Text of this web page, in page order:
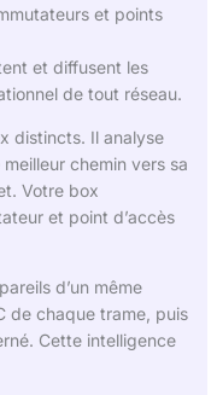
et points
et diffusent les
de tout réseau.
distincts. Il analyse
chemin vers sa
Votre box
et point d’accès
d’un même
de chaque trame, puis
Cette intelligence